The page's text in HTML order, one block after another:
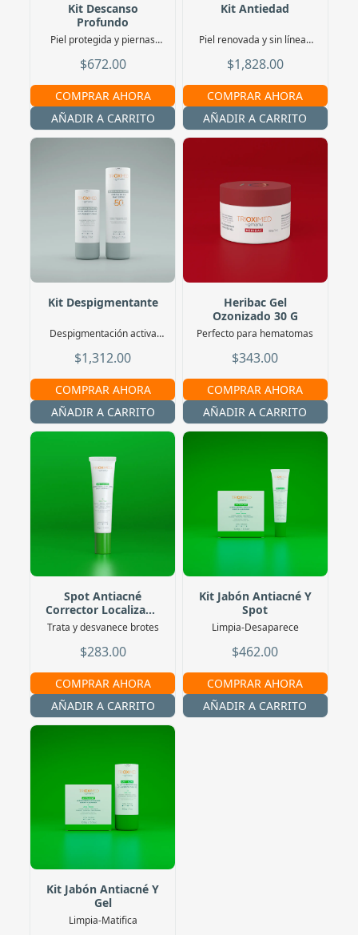
Kit Descanso
Profundo
Piel protegida y piernas
$672.00
COMPRAR AHORA
AÑADIR A CARRITO
Kit Antiedad
Piel renovada y sin líneas
$1,828.00
COMPRAR AHORA
AÑADIR A CARRITO
Kit Despigmentante
Despigmentación activa
$1,312.00
COMPRAR AHORA
AÑADIR A CARRITO
Heribac Gel
Ozonizado 30 G
Perfecto para hematomas
$343.00
COMPRAR AHORA
AÑADIR A CARRITO
Spot Antiacné
Corrector Localizado
15 G
Trata y desvanece brotes
$283.00
COMPRAR AHORA
AÑADIR A CARRITO
Kit Jabón Antiacné Y
Spot
Limpia-Desaparece
$462.00
COMPRAR AHORA
AÑADIR A CARRITO
Kit Jabón Antiacné Y
Gel
Limpia-Matifica